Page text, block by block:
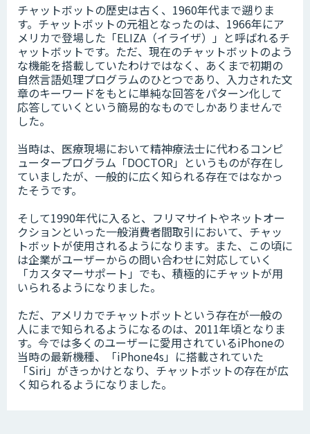
チャットボットの歴史は古く、1960年代まで遡りま
す。チャットボットの元祖となったのは、1966年にア
メリカで登場した「ELIZA（イライザ）」と呼ばれるチ
ャットボットです。ただ、現在のチャットボットのよう
な機能を搭載していたわけではなく、あくまで初期の
自然言語処理プログラムのひとつであり、入力された文
章のキーワードをもとに単純な回答をパターン化して
応答していくという簡易的なものでしかありませんで
した。
当時は、医療現場において精神療法士に代わるコンピ
ュータープログラム「DOCTOR」というものが存在し
ていましたが、一般的に広く知られる存在ではなかっ
たそうです。
そして1990年代に入ると、フリマサイトやネットオー
クションといった一般消費者間取引において、チャッ
トボットが使用されるようになります。また、この頃に
は企業がユーザーからの問い合わせに対応していく
「カスタマーサポート」でも、積極的にチャットが用
いられるようになりました。
ただ、アメリカでチャットボットという存在が一般の
人にまで知られるようになるのは、2011年頃となりま
す。今では多くのユーザーに愛用されているiPhoneの
当時の最新機種、「iPhone4s」に搭載されていた
「Siri」がきっかけとなり、チャットボットの存在が広
く知られるようになりました。